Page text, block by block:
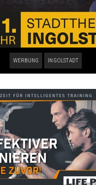
WERBUNG INGOLSTADT